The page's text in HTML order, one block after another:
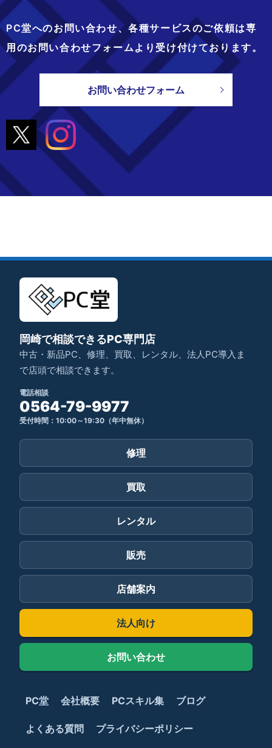
PC堂へのお問い合わせ、各種サービスのご依頼は専
用のお問い合わせフォームより 受け付けております。
お問い合わせフォーム
岡崎で相談できるPC専門店
中古・新品PC、修理、買取、レンタル、法人PC導入ま
で店頭で相談できます。
電話相談
0564-79-9977
受付時間：10:00～19:30（年中無休）
修理
買取
レンタル
販売
店舗案内
法人向け
お問い合わせ
PC堂 会社概要 PCスキル集 ブログ
よくある質問 プライバシーポリシー